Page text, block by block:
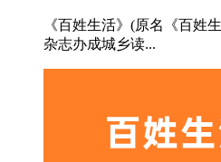
《百姓生活》(原名《百姓
杂志办成城乡读...